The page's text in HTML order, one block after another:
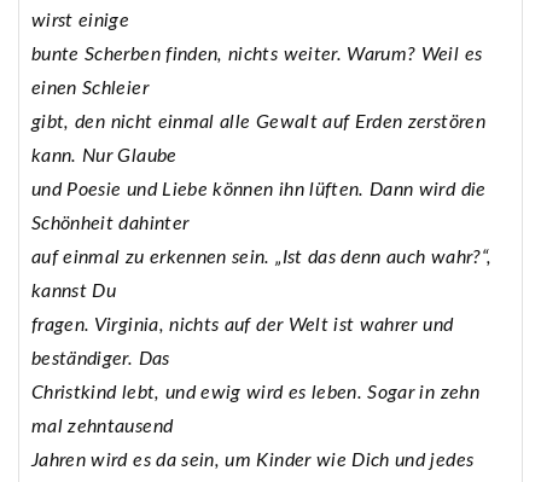
wirst einige
bunte Scherben finden, nichts weiter. Warum? Weil es
einen Schleier
gibt, den nicht einmal alle Gewalt auf Erden zerstören
kann. Nur Glaube
und Poesie und Liebe können ihn lüften. Dann wird die
Schönheit dahinter
auf einmal zu erkennen sein. „Ist das denn auch wahr?“,
kannst Du
fragen. Virginia, nichts auf der Welt ist wahrer und
beständiger. Das
Christkind lebt, und ewig wird es leben. Sogar in zehn
mal zehntausend
Jahren wird es da sein, um Kinder wie Dich und jedes